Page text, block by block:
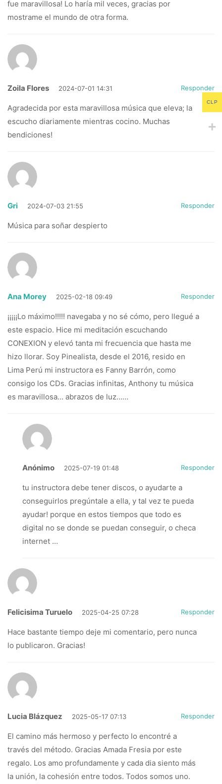
fue maravillosa! Lo haría mil veces, gracias por
mostrame el mundo de otra forma.
Zoila Flores 2024-07-01 14:31 Responder
Agradecida por esta maravillosa música que eleva; la
escucho diariamente mientras cocino. Muchas
bendiciones!
Gri 2024-07-03 21:55 Responder
Música para soñar despierto
Ana Morey 2025-02-18 09:49 Responder
¡¡¡¡¡Lo máximo!!!!! navegaba y no sé cómo, pero llegué a
este espacio. Hice mi meditación escuchando
CONEXION y elevó tanta mi frecuencia que hasta me
hizo llorar. Soy Pinealista, desde el 2016, resido en
Lima Perú mi instructora es Fanny Barrón, como
consigo los CDs. Gracias infinitas, Anthony tu música
es maravillosa… abrazos de luz……
Anónimo 2025-07-19 01:48 Responder
tu instructora debe tener discos, o ayudarte a
conseguirlos pregúntale a ella, y tal vez te pueda
ayudar! porque en estos tiempos que todo es
digital no se donde se puedan conseguir, o checa
internet …
Felicisima Turuelo 2025-04-25 07:28 Responder
Hace bastante tiempo deje mi comentario, pero nunca
lo publicaron. Gracias!
Lucia Blázquez 2025-05-17 07:13 Responder
El camino más hermoso y perfecto lo encontré a
través del método. Gracias Amada Fresia por este
regalo. Los amo profundamente y cada dia siento más
la unión, la cohesión entre todos. Todos somos uno.
CLP